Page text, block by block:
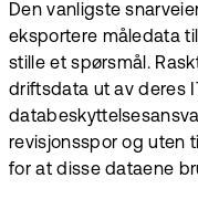
Den vanligste
eksportere måledata
stille et spørsmål.
driftsdata ut av deres
revisjonsspor og uten
for at disse dataene